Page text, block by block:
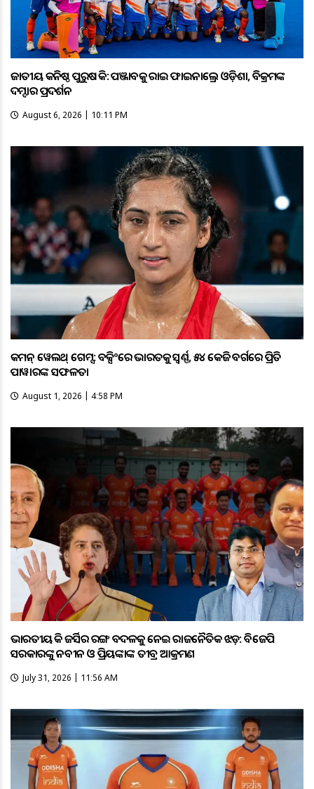
ଜାତୀୟ କନିଷ୍ଠ ପୁରୁଷ ହକି: ପଞ୍ଜାବକୁ ହରାଇ ଫାଇନାଲ୍ରେ ଓଡ଼ିଶା, ବିକ୍ରମଙ୍କ
ଦମ୍ଦାର ପ୍ରଦର୍ଶନ
August 6, 2026 | 10:11 PM
କମନ୍ ୱେଲଥ୍ ଗେମ୍ସ: ବକ୍ସିଂରେ ଭାରତକୁ ସ୍ବର୍ଣ୍ଣ, ୫୪ କେଜି ବର୍ଗରେ ପ୍ରିତି
ପାୱାରଙ୍କ ସଫଳତା
August 1, 2026 | 4:58 PM
ଭାରତୀୟ ହକି ଜର୍ସିର ରଙ୍ଗ ବଦଳକୁ ନେଇ ରାଜନୈତିକ ଝଡ଼: ବିଜେପି
ସରକାରଙ୍କୁ ନବୀନ ଓ ପ୍ରିୟଙ୍କାଙ୍କ ତୀବ୍ର ଆକ୍ରମଣ
July 31, 2026 | 11:56 AM